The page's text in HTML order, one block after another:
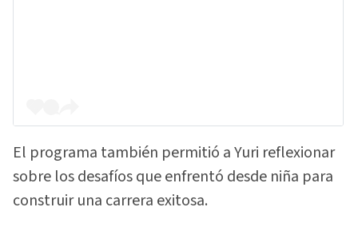
El programa también permitió a Yuri reflexionar
sobre los desafíos que enfrentó desde niña para
construir una carrera exitosa.